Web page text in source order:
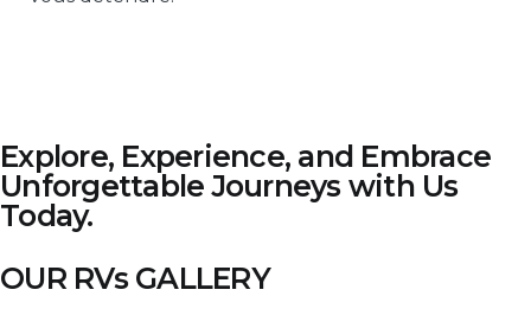
Explore, Experience, and Embrace
Unforgettable Journeys with Us
Today.
OUR RVs GALLERY